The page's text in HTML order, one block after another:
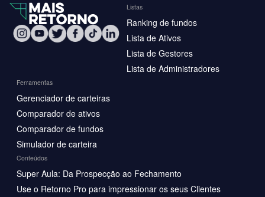
Listas
Ranking de fundos
Lista de Ativos
Lista de Gestores
Lista de Administradores
Ferramentas
Gerenciador de carteiras
Comparador de ativos
Comparador de fundos
Simulador de carteira
Conteúdos
Super Aula: Da Prospecção ao Fechamento
Use o Retorno Pro para impressionar os seus Clientes